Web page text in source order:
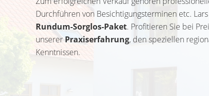
Durchführen von Besichtigungsterminen etc.
Rundum-Sorglos-Paket. Profitieren Sie bei
unserer Praxiserfahrung, den speziellen
Kenntnissen.